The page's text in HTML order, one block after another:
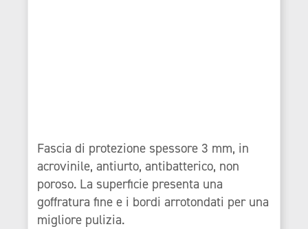
Fascia di protezione spessore 3 mm, in
acrovinile, antiurto, antibatterico, non
poroso. La superficie presenta una
goffratura fine e i bordi arrotondati per una
migliore pulizia.